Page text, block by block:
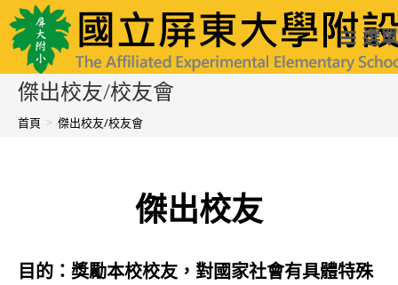
跳
轉
至
國立屏東大學附設實驗國民小學 選單
傑出校友/校友會
首頁 > 傑出校友/校友會
傑出校友
目的：獎勵本校校友，對國家社會有具體特殊